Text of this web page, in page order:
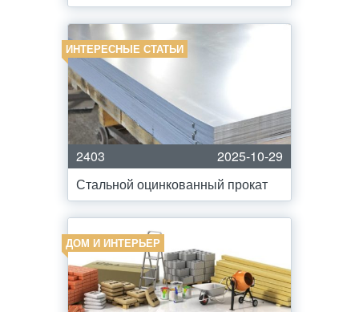
ИНТЕРЕСНЫЕ СТАТЬИ
2403
2025-10-29
Стальной оцинкованный прокат
ДОМ И ИНТЕРЬЕР